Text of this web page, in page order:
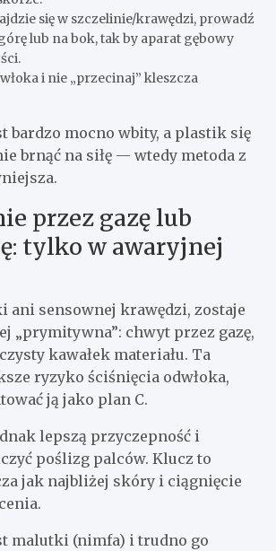
się w szczelinie/krawędzi, prowadź
lub na bok, tak by aparat gębowy
i nie „przecinaj” kleszcza
bardzo mocno wbity, a plastik się
brnąć na siłę — wtedy metoda z
przez gazę lub
tylko w awaryjnej
ani sensownej krawędzi, zostaje
„prymitywna”: chwyt przez gazę,
kawałek materiału. Ta
ryzyko ściśnięcia odwłoka,
ją jako plan C.
lepszą przyczepność i
poślizg palców. Klucz to
jak najbliżej skóry i ciągnięcie
malutki (nimfa) i trudno go